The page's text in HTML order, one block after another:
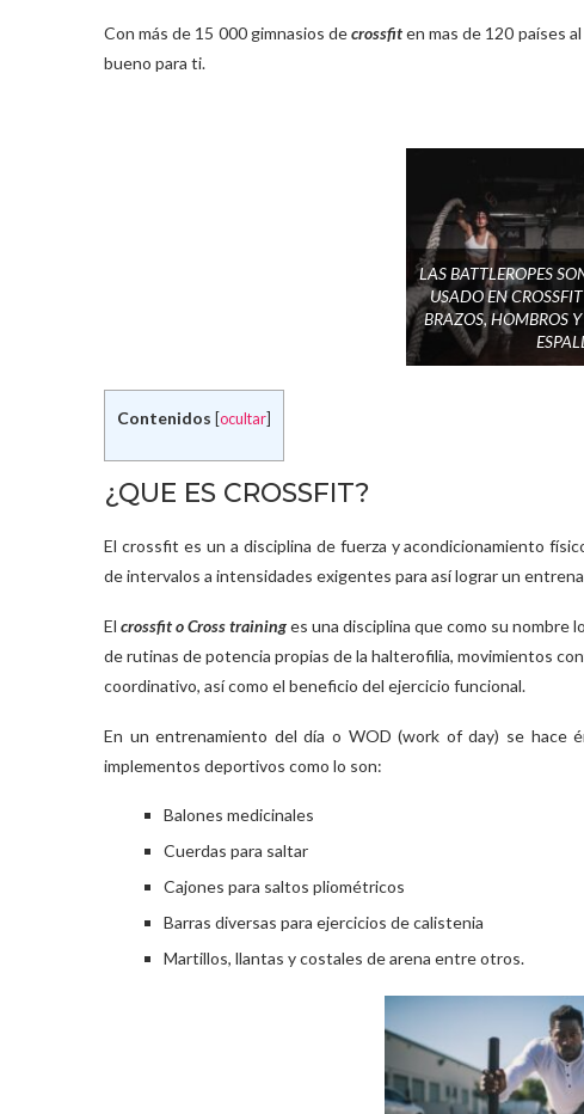
Con más de 15 000 gimnasios decrossfiten mas de 120 países
bueno para ti.
LAS BATTLEROPES
USADO EN
BRAZOS, HOMBROS
Contenidos [ocultar]
¿QUE ES CROSSFIT?
El crossfit es un a disciplina de fuerza y acondicionamiento
de intervalos a intensidades exigentes para así lograr un
El crossfit oCross traininges una disciplina que como su nombre
de rutinas de potencia propias de la halterofilia, movimientos
coordinativo, así como el beneficio del ejercicio funcional.
En un entrenamiento del día o WOD (work of day) se hace
implementos deportivos como lo son:
Balones medicinales
Cuerdas para saltar
Cajones para saltos pliométricos
Barras diversas para ejercicios de calistenia
Martillos, llantas y costales de arena entre otros.